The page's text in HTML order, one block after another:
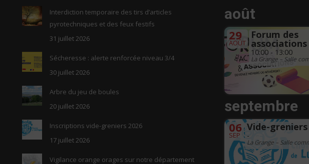
Interdiction temporaire des tirs d’articles
pyrotechniques et des feux festifs
31 juillet 2026
Sécheresse : alerte renforcée niveau 3/4
30 juillet 2026
Arbre du jeu de boules
20 juillet 2026
Inscriptions vide-greniers 2026
17 juillet 2026
Vigilance orange orages sur notre département
août
29
AOÛT
Forum des
associations
10:00 - 13:00
La Grange – Salle
septembre
06
SEP
Vide-greniers
-
La Grange – Salle